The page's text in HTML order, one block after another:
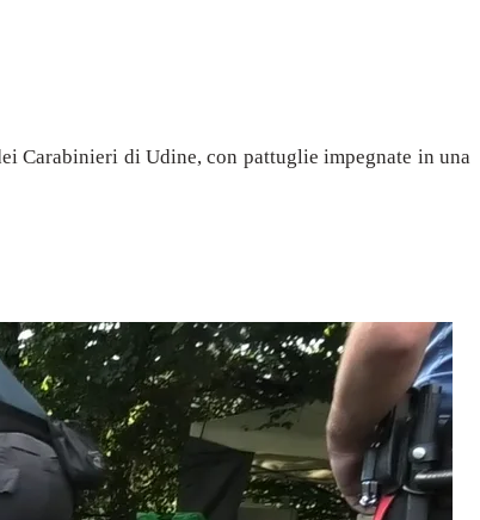
Carabinieri di Udine, con pattuglie impegnate in una